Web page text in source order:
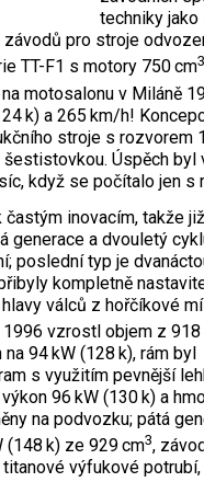
techniky
závodů pro stroje
TT-F1 s motory 750 cm3
motosalonu v Miláně
k) a 265 km/h!
stroje s rozvorem
Úspěch byl
když se počítalo jen s
inovacím, takže již
generace a dvouletý
poslední typ je
kompletně
válců z hořčíkové
vzrostl objem z 918
94 kW (128 k), rám byl
s využitím pevnější
96 kW (130 k) a
na podvozku; pátá
(148 k) ze 929 cm3,
titanové výfukové